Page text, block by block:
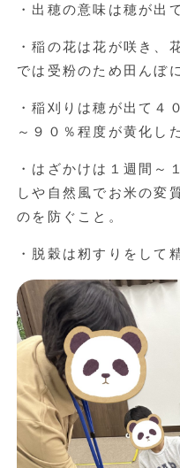
・出穂の意味は穂が出
・稲の花は花が咲き、
では受粉のため田んぼ
・稲刈りは穂が出て４
～９０％程度が黄化し
・はざかけは１週間～
しや自然風でお米の変
のを防ぐこと。
・脱穀は籾すりをして